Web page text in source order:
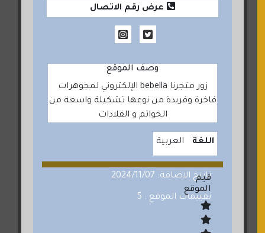
عرض رقم الاتصال
وصف الموقع
زور متجرنا bebella الإلكتروني لمجوهرات
فاخرة وفريدة من نوعها تشكيلة واسعة من
الخواتم و القلادات
اللغة العربية
تاريخ الاضافة: 2024/11/07
تقييمات الموقع : 5
قيم
الموقع